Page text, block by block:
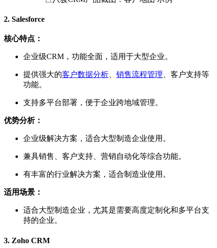
2. Salesforce
核心特点：
企业级CRM，功能全面，适用于大型企业。
提供强大的客户数据分析 销售流程管理 、客户支持等
功能。
支持多平台部署，便于企业跨地域管理。
优势分析：
企业级解决方案，适合大型制造企业使用。
兼具销售、客户支持、营销自动化等综合功能。
有丰富的行业解决方案，适合制造业使用。
适用场景：
适合大型制造企业，尤其是需要高度定制化和多平台支
持的企业。
3. Zoho CRM